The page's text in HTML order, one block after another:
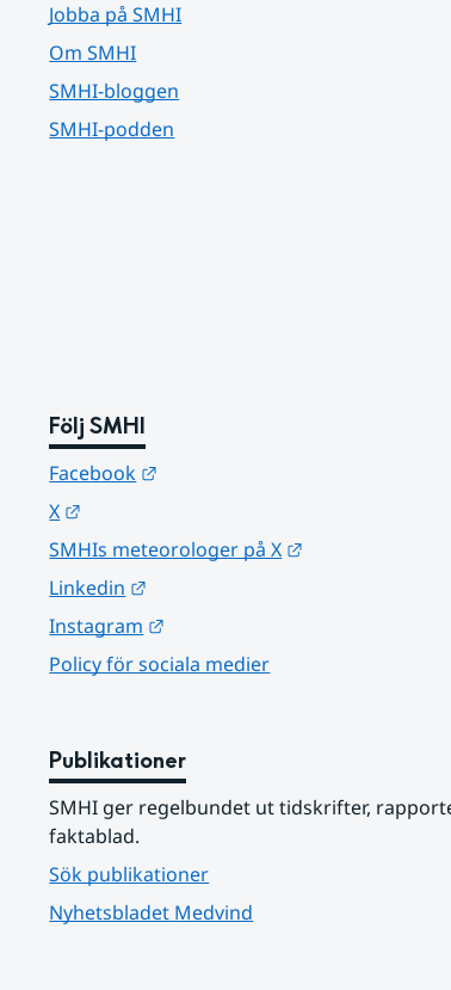
Jobba på SMHI
Om SMHI
SMHI-bloggen
SMHI-podden
Följ SMHI
Facebook
X
SMHIs meteorologer på X
Linkedin
Instagram
Policy för sociala medier
Publikationer
SMHI ger regelbundet ut tidskrifter,
faktablad.
Sök publikationer
Nyhetsbladet Medvind